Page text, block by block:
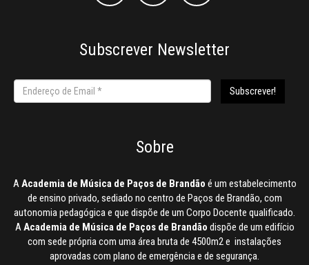
Subscrever Newsletter
Sobre
AAcademia de Música de Paços de Brandão é um estabelecimento
de ensino privado, sediado no centro de Paços de Brandão, com
autonomia pedagógica e que dispõe de um Corpo Docente qualificado.
AAcademia de Música de Paços de Brandão dispõe de um edifício
com sede própria com uma área bruta de 4500m2 e instalações
aprovadas com plano de emergência e de segurança.